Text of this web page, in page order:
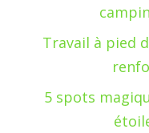
Travail à pied
5 spots